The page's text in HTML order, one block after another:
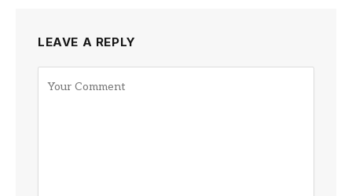
LEAVE A REPLY